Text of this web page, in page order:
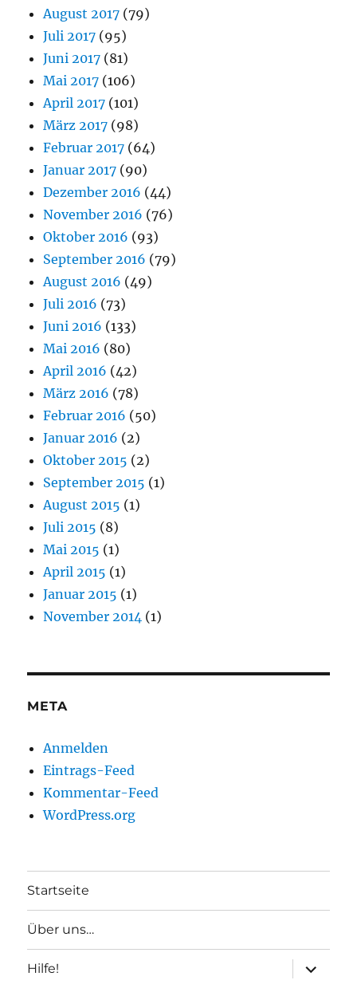
August 2017 (79)
Juli 2017 (95)
Juni 2017 (81)
Mai 2017 (106)
April 2017 (101)
März 2017 (98)
Februar 2017 (64)
Januar 2017 (90)
Dezember 2016 (44)
November 2016 (76)
Oktober 2016 (93)
September 2016 (79)
August 2016 (49)
Juli 2016 (73)
Juni 2016 (133)
Mai 2016 (80)
April 2016 (42)
März 2016 (78)
Februar 2016 (50)
Januar 2016 (2)
Oktober 2015 (2)
September 2015 (1)
August 2015 (1)
Juli 2015 (8)
Mai 2015 (1)
April 2015 (1)
Januar 2015 (1)
November 2014 (1)
META
Anmelden
Eintrags-Feed
Kommentar-Feed
WordPress.org
Startseite
Über uns…
Hilfe!
anzeigen